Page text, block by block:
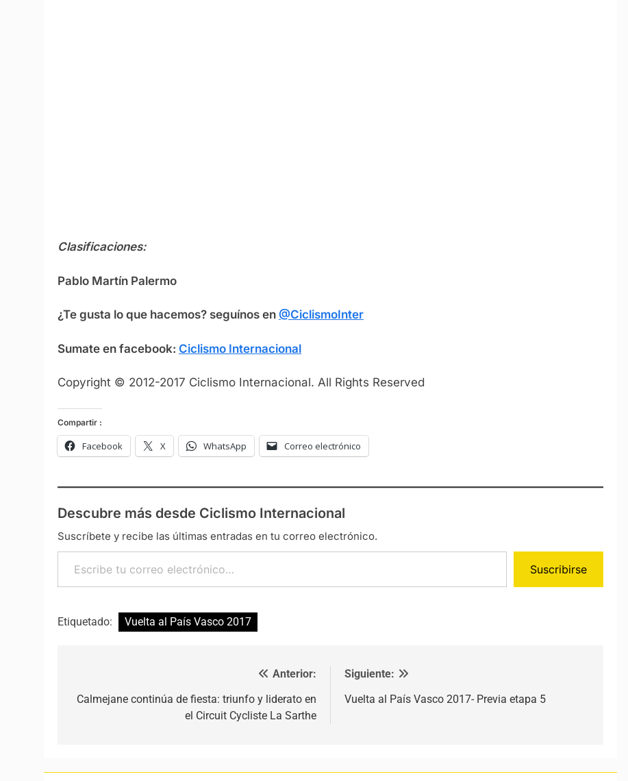
Clasificaciones:
Pablo Martín Palermo
¿Te gusta lo que hacemos? seguínos en @CiclismoInter
Sumate en facebook: Ciclismo Internacional
Copyright © 2012-2017 Ciclismo Internacional. All Rights Reserved
Compartir :
Facebook X WhatsApp Correo electrónico
Descubre más desde Ciclismo Internacional
Suscríbete y recibe las últimas entradas en tu correo electrónico.
Escribe tu correo electrónico…
Suscribirse
Etiquetado: Vuelta al País Vasco 2017
Anterior:
Calmejane continúa de fiesta: triunfo y liderato en
el Circuit Cycliste La Sarthe
Siguiente:
Vuelta al País Vasco 2017- Previa etapa 5